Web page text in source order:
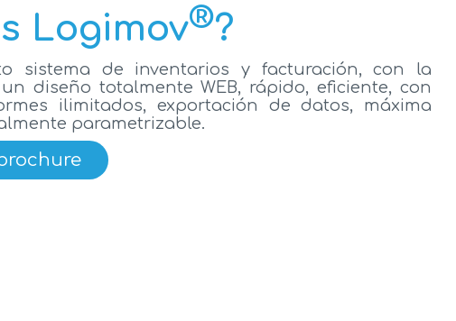
Logimov®?
sistema de inventarios y facturación, con la
diseño totalmente WEB, rápido, eficiente, con
ilimitados, exportación de datos, máxima
parametrizable.